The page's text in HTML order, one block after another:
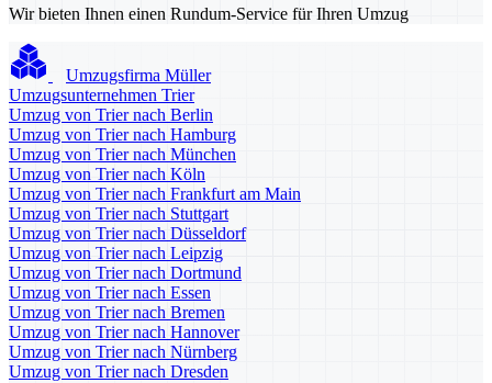
Wir bieten Ihnen einen Rundum-Service für Ihren Umzug
Umzugsfirma Müller
Umzugsunternehmen Trier
Umzug von Trier nach Berlin
Umzug von Trier nach Hamburg
Umzug von Trier nach München
Umzug von Trier nach Köln
Umzug von Trier nach Frankfurt am Main
Umzug von Trier nach Stuttgart
Umzug von Trier nach Düsseldorf
Umzug von Trier nach Leipzig
Umzug von Trier nach Dortmund
Umzug von Trier nach Essen
Umzug von Trier nach Bremen
Umzug von Trier nach Hannover
Umzug von Trier nach Nürnberg
Umzug von Trier nach Dresden